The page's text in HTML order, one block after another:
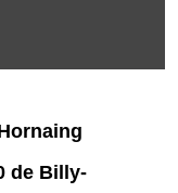
de Billy-